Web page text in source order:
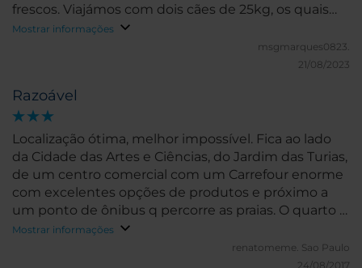
frescos. Viajámos com dois cães de 25kg, os quais
foram recebidos sem qualquer problema, no
entanto o custo da diária é elevado; 25€ por dia.
Mostrar informações
msgmarques0823.
21/08/2023
Razoável
Localização ótima, melhor impossível. Fica ao lado
da Cidade das Artes e Ciências, do Jardim das Turias,
de um centro comercial com um Carrefour enorme
com excelentes opções de produtos e próximo a
um ponto de ônibus q percorre as praias. O quarto e
banheiro são um pouco pequenos mas limpos. Não
reservamos com café da manhã porque o valor não
compensa. São altos também os preços dos itens
Mostrar informações
renatomeme. Sao Paulo
24/08/2017